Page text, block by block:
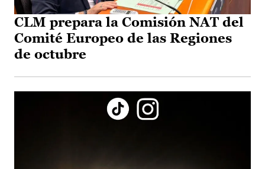
CLM prepara la Comisión NAT del
Comité Europeo de las Regiones
de octubre